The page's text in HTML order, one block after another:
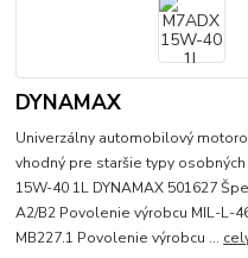
DYNAMAX
Univerzálny automobilový
vhodný pre staršie typy
15W-40 1L DYNAMAX 501627
A2/B2 Povolenie výrobcu MIL-L-
MB227.1 Povolenie výrobcu ...